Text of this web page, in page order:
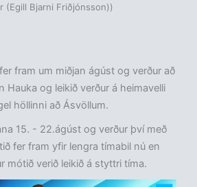
(Egill Bjarni Friðjónsson))
fram um miðjan ágúst og verður að
Hauka og leikið verður á heimavelli
höllinni að Ásvöllum.
15. - 22.ágúst og verður því með
fer fram yfir lengra tímabil nú en
mótið verið leikið á styttri tíma.